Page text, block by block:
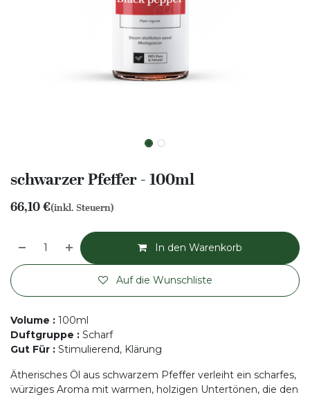
schwarzer Pfeffer - 100ml
66,10€(inkl. Steuern)
In den Warenkorb
Auf die Wunschliste
Volume : 100ml
Duftgruppe : Scharf
Gut Für : Stimulierend, Klärung
Ätherisches Öl aus schwarzem Pfeffer verleiht ein scharfes,
würziges Aroma mit warmen, holzigen Untertönen, die den